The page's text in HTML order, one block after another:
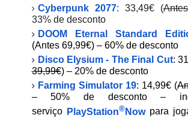
Cyberpunk 2077: 33,49€ (
33% de desconto
DOOM Eternal Standard
(Antes 69,99€) – 60% de desconto
Disco Elysium - The Final Cut:
39,99€) – 20% de desconto
Farming Simulator 19: 14,99€ (
– 50% de desconto –
serviço PlayStation®Nowpara